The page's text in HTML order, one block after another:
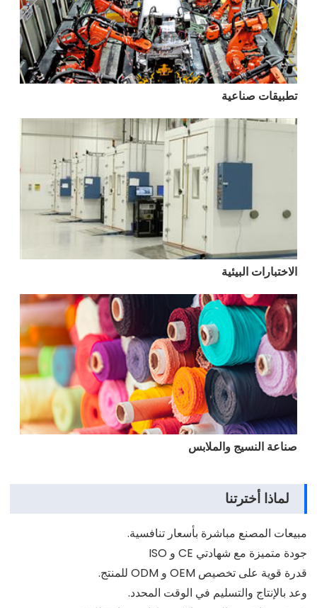
تطبيقات صناعية
الاختبارات البيئية
صناعة النسيج والملابس
لماذا أخترتنا
مبيعات المصنع مباشرة بأسعار تنافسية.
جودة متميزة مع شهادتي CE و ISO
قدرة قوية على تخصيص OEM و ODM للمنتج.
وعد بالإنتاج والتسليم في الوقت المحدد.